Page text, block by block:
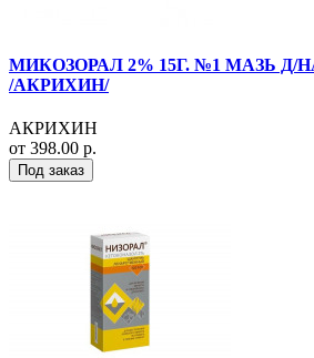
МИКОЗОРАЛ 2% 15Г. №1 МАЗЬ
/АКРИХИН/
АКРИХИН
от 398.00 р.
Под заказ